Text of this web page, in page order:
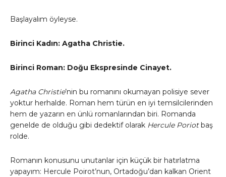
Başlayalım öyleyse.
Birinci Kadın: Agatha Christie.
Birinci Roman: Doğu Ekspresinde Cinayet.
Agatha Christie’nin bu romanını okumayan polisiye sever
yoktur herhalde. Roman hem türün en iyi temsilcilerinden
hem de yazarın en ünlü romanlarından biri. Romanda
genelde de olduğu gibi dedektif olarak Hercule Poriotbaş
rolde.
Romanın konusunu unutanlar için küçük bir hatırlatma
yapayım: Hercule Poirot’nun, Ortadoğu’dan kalkan Orient